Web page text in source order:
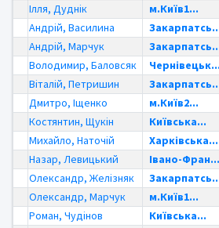
Ілля, Дуднік
м.Київ1...
Андрій, Василина
Андрій, Марчук
Володимир, Баловсяк
Чернівецьк...
Віталій, Петришин
Дмитро, Іщенко
м.Київ2...
Костянтин, Щукін
Київська...
Михайло, Наточій
Харківська...
Назар, Левицький
Івано-Фран...
Олександр, Желізняк
Олександр, Марчук
м.Київ1...
Роман, Чудінов
Київська...